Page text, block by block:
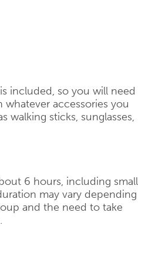
included, so you will need
accessories you
walking sticks, sunglasses,
6 hours, including small
may vary depending
and the need to take